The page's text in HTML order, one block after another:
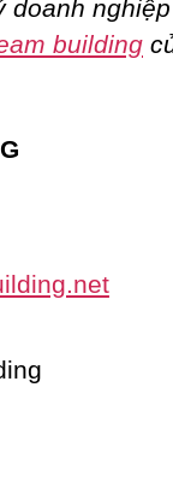
doanh
building